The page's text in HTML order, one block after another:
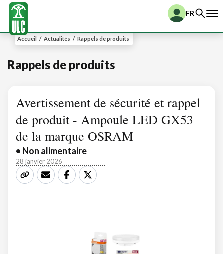
FR
Accueil / Actualités / Rappels de produits
Rappels de produits
Avertissement de sécurité et rappel
de produit - Ampoule LED GX53
de la marque OSRAM
• Non alimentaire
28 janvier 2026